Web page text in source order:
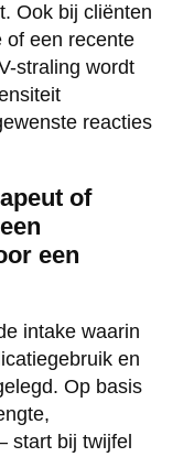
Ook bij cliënten
of een recente
straling wordt
reacties
of
een
intake waarin
en
Op basis
start bij twijfel